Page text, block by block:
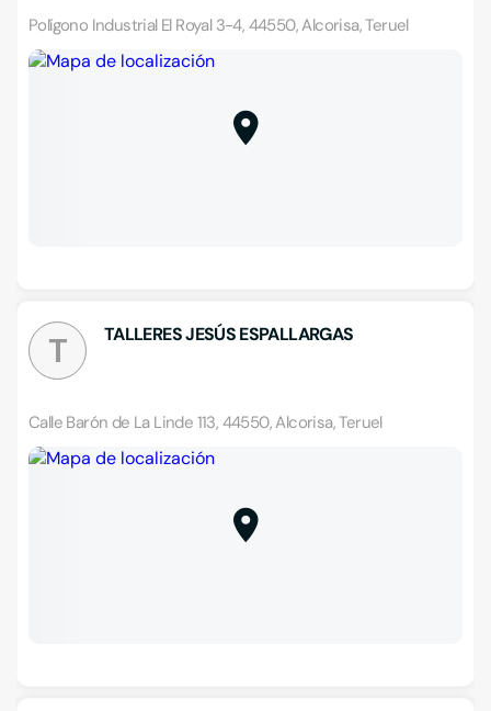
Polígono Industrial El Royal 3-4, 44550, Alcorisa, Teruel
T TALLERES JESÚS ESPALLARGAS
Calle Barón de La Linde 113, 44550, Alcorisa, Teruel